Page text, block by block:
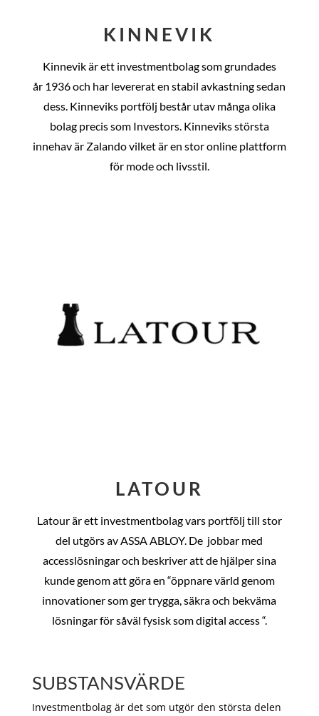
KINNEVIK
Kinnevik är ett investmentbolag som grundades
år 1936 och har levererat en stabil avkastning sedan
dess. Kinneviks portfölj består utav många olika
bolag precis som Investors. Kinneviks största
innehav är Zalando vilket är en stor online plattform
för mode och livsstil.
LATOUR
Latour är ett investmentbolag vars portfölj till stor
del utgörs av ASSA ABLOY. De jobbar med
accesslösningar och beskriver att de hjälper sina
kunde genom att göra en “öppnare värld genom
innovationer som ger trygga, säkra och bekväma
lösningar för såväl fysisk som digital access “.
SUBSTANSVÄRDE
Investmentbolag är det som utgör den största delen